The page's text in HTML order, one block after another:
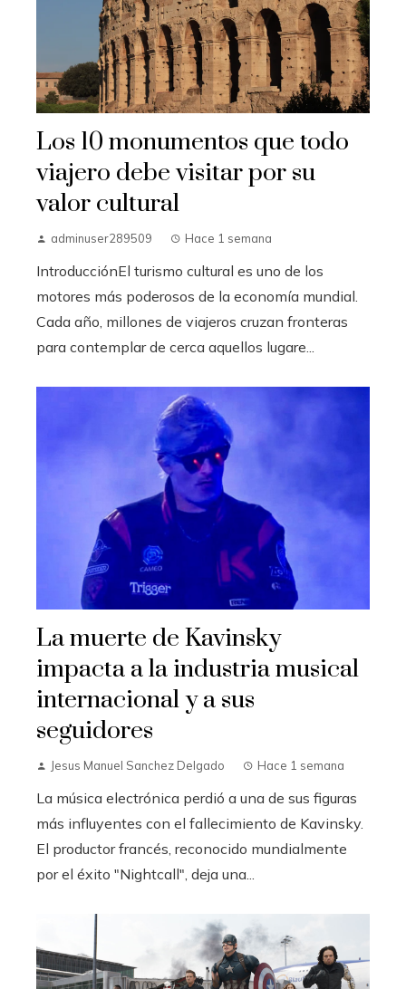
Los 10 monumentos que todo
viajero debe visitar por su
valor cultural
adminuser289509 Hace 1 semana
IntroducciónEl turismo cultural es uno de los
motores más poderosos de la economía mundial.
Cada año, millones de viajeros cruzan fronteras
para contemplar de cerca aquellos lugare...
La muerte de Kavinsky
impacta a la industria musical
internacional y a sus
seguidores
Jesus Manuel Sanchez Delgado Hace 1 semana
La música electrónica perdió a una de sus figuras
más influyentes con el fallecimiento de Kavinsky.
El productor francés, reconocido mundialmente
por el éxito "Nightcall", deja una...